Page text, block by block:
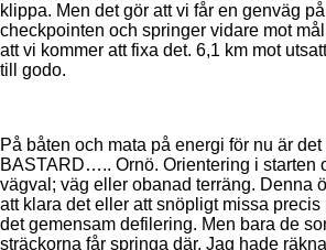
klippa. Men det gör att vi får en genväg
checkpointen och springer vidare mot
att vi kommer att fixa det. 6,1 km mot
till godo.
På båten och mata på energi för nu är
BASTARD….. Ornö. Orientering i starten
vägval; väg eller obanad terräng. Denna
att klara det eller att snöpligt missa
det gemensam defilering. Men bara de
sträckorna får springa där. Jag hade